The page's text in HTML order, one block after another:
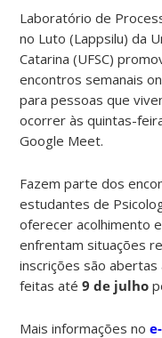
Laboratório de
no Luto (Lappsilu) da
Catarina (UFSC)
encontros semanais
para pessoas que
ocorrer às quintas-
Google Meet.
Fazem parte dos
estudantes de
oferecer acolhimento
enfrentam situações
inscrições são
feitas até9 de julho
Mais informações no